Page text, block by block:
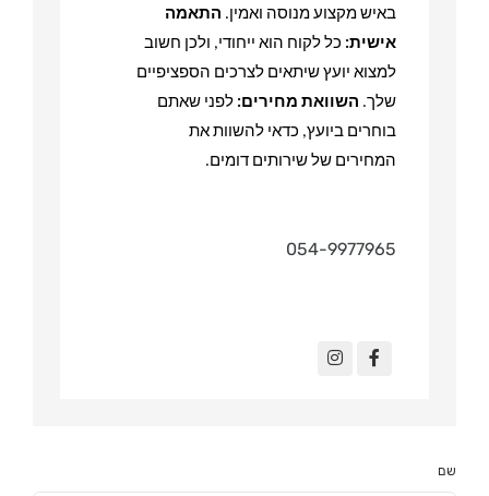
באיש מקצוע מנוסה ואמין . התאמה
אישית: כל לקוח הוא ייחודי, ולכן חשוב
למצוא יועץ שיתאים לצרכים הספציפיים
שלך. השוואת מחירים: לפני שאתם
בוחרים ביועץ, כדאי להשוות את
המחירים של שירותים דומים.
054-9977965
שם